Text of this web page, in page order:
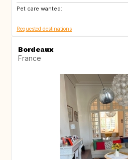
Pet care wanted:
TR
Requested destinations
Bordeaux
France